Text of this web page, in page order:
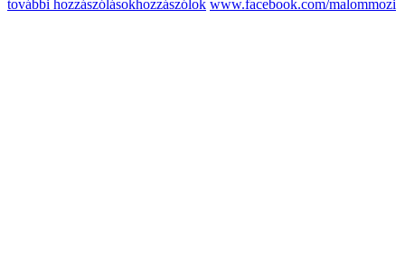
további hozzászólásokhozzászólok www.facebook.com/malommozi